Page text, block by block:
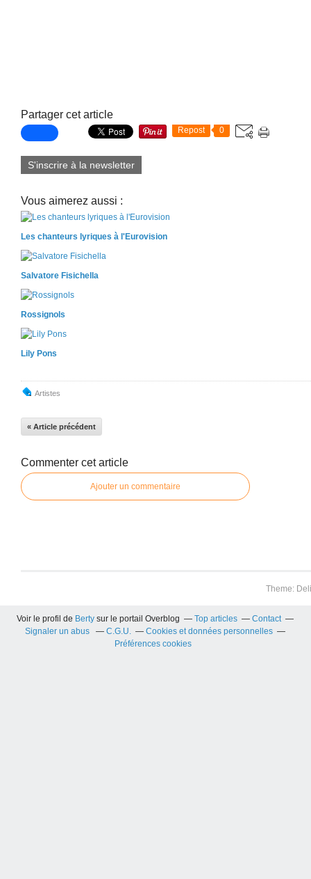
Partager cet article
Repost 0
S'inscrire à la newsletter
Vous aimerez aussi :
Les chanteurs lyriques à l'Eurovision
Salvatore Fisichella
Rossignols
Lily Pons
Artistes
« Article précédent
Commenter cet article
Ajouter un commentaire
Theme:
Voir le profil de Berty sur le portail Overblog Top articles
Contact
Signaler un abus
C.G.U.
Cookies et données personnelles
Préférences cookies